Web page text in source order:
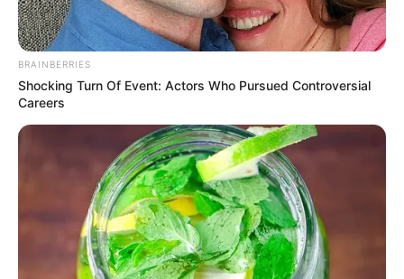
BRAINBERRIES
Shocking Turn Of Event: Actors Who Pursued Controversial
Careers